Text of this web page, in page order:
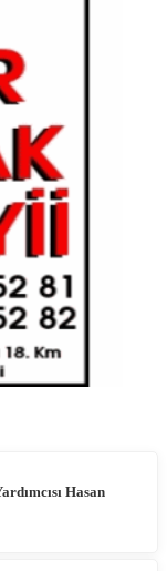
Hasan